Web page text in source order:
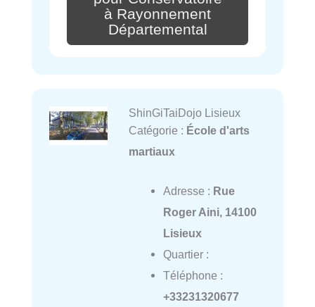
à Rayonnement
Départemental
ShinGiTaiDojo Lisieux
Catégorie : École d'arts
martiaux
Adresse : Rue
Roger Aini, 14100
Lisieux
Quartier :
Téléphone :
+33231320677